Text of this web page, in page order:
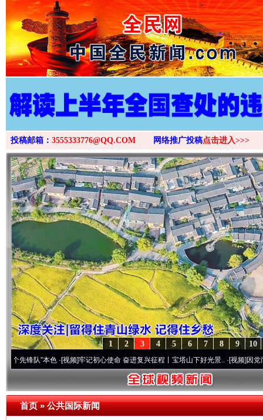
>
投稿邮箱： 3555333776@QQ.COM 网络推广投稿点击进入>>>
10
9
8
7
6
5
4
3
2
1
”本色·[视频]牢记初心使命 奋进复兴征程丨宝塔山下好光景..·[视频]因党而生 为党
首页»公共国际新闻